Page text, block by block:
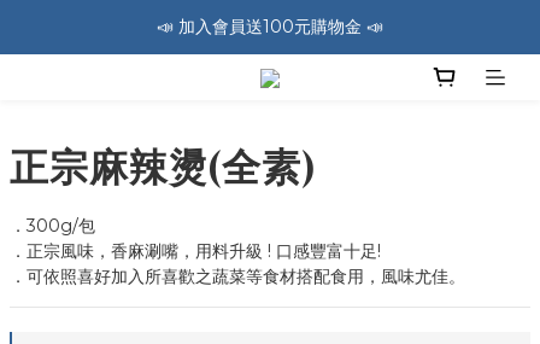
🚛 全館消費滿1200免運費 🚛
🚛 全館消費滿1200免運費 🚛
正宗麻辣燙(全素)
．300g/包
．正宗風味，香麻涮嘴，用料升級 ! 口感豐富十足!
．可依照喜好加入所喜歡之蔬菜等食材搭配食用，風味尤佳。